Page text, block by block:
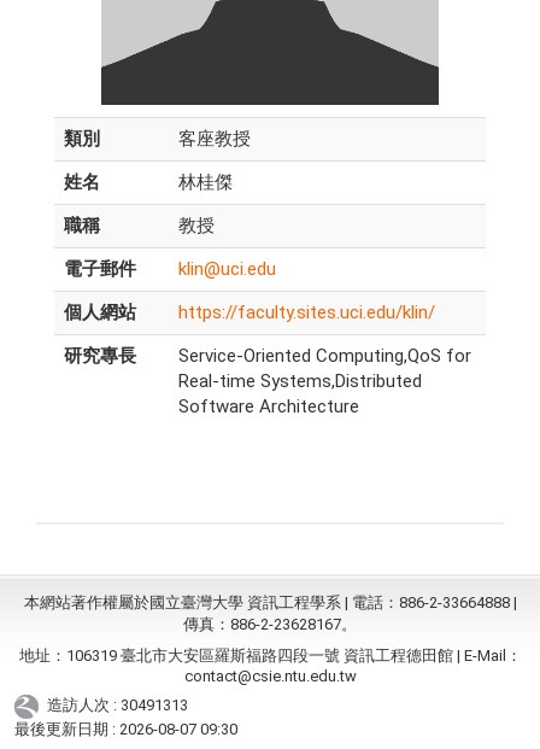
類別
客座教授
姓名
林桂傑
職稱
教授
電子郵件
klin@uci.edu
個人網站
https://faculty.sites.uci.edu/klin/
研究專長
Service-Oriented Computing,QoS for
Real-time Systems,Distributed
Software Architecture
本網站著作權屬於國立臺灣大學 資訊工程學系 | 電話：886-2-33664888 |
傳真：886-2-23628167。
地址：106319 臺北市大安區羅斯福路四段一號 資訊工程德田館 | E-Mail：
contact@csie.ntu.edu.tw
造訪人次 : 30491313
最後更新日期 :2026-08-07 09:30